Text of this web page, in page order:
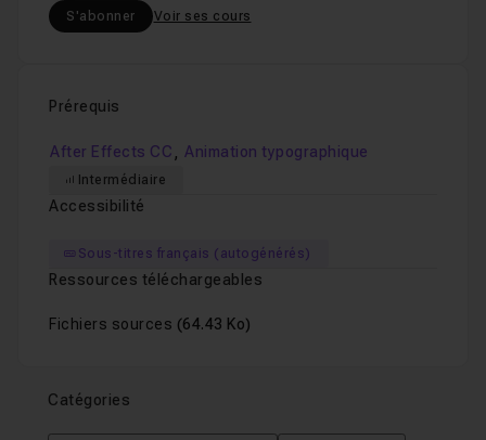
S'abonner Voir ses cours
Prérequis
After Effects CC , Animation typographique
Intermédiaire
Accessibilité
Sous-titres français (autogénérés)
Ressources téléchargeables
Fichiers sources (64.43 Ko)
Catégories